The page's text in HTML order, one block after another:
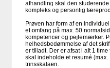
afhandling skal den
kompleks og personlig
Prøven har form af en
et omfang på max. 50
kompetencer og pejlemærker.
helhedsbedømmelse af det
er tilladt. Der er afsat i alt 1
skal indeholde et resumé
trinsskalaen.